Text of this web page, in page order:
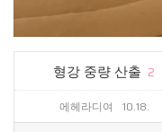
형강 중량 산출 2
에헤라디여 10.18.